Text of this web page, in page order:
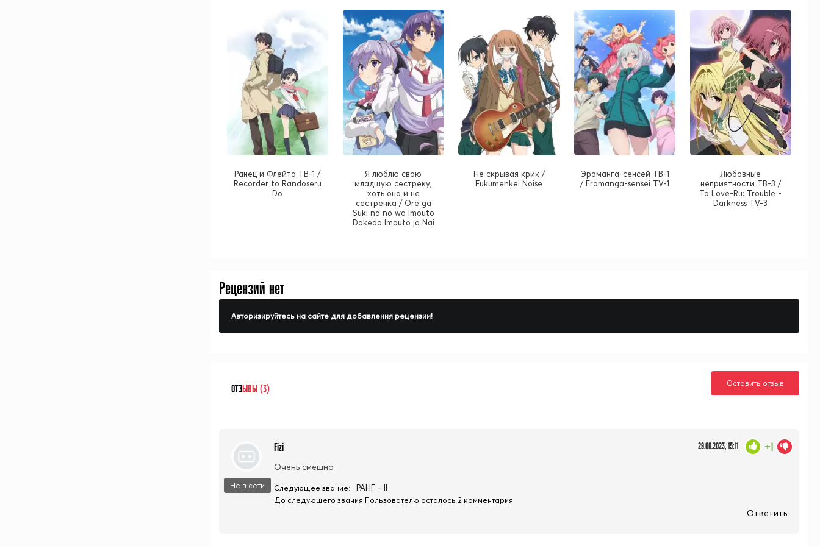
Ранец и Флейта ТВ-1 /
Recorder to Randoseru
Do
Я люблю свою
младшую сестреку,
хоть она и не
сестренка / Ore ga
Suki na no wa Imouto
Dakedo Imouto ja Nai
Не скрывая крик /
Fukumenkei Noise
Эроманга-сенсей ТВ-1
/ Eromanga-sensei TV-1
Любовные
неприятности ТВ-3 /
To Love-Ru: Trouble -
Darkness TV-3
Рецензий нет
Авторизируйтесь на сайте для добавления рецензии!
ОТЗЫВЫ (3) Оставить отзыв
Не в сети
Fizi 29.06.2023, 15:11
Очень смешно
+1
Следующее звание: РАНГ - II
До следующего звания Пользователю осталось 2 комментария
Ответить